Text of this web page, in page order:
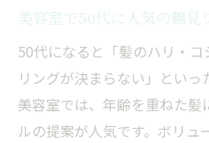
美容室で50代に人気の鶴見
50代になると「髪のハリ・
リングが決まらない」とい
美容室では、年齢を重ねた
ルの提案が人気です。ボリュ